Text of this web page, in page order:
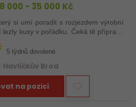
000 - 35 000 Kč
si umí poradit s rozjezdem výrobní
kusy v pořádku. Čeká tě příprava
5 týdnů dovolené
Havlíčkův Brod
na pozici